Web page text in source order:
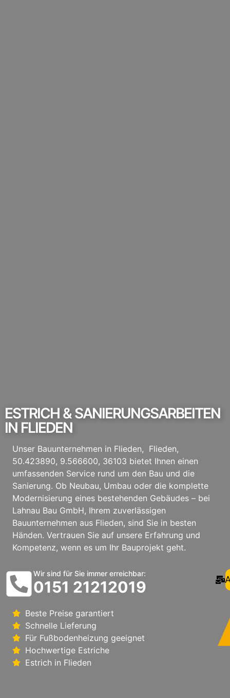
ESTRICH & SANIERUNGSARBEITEN
IN FLIEDEN
Unser Bauunternehmen in Flieden, Flieden,
50.423890, 9.566600, 36103 bietet Ihnen einen
umfassenden Service rund um den Bau und die
Sanierung. Ob Neubau, Umbau oder die komplette
Modernisierung eines bestehenden Gebäudes – bei
Lahnau Bau GmbH, Ihrem zuverlässigen
Bauunternehmen aus Flieden, sind Sie in besten
Händen. Vertrauen Sie auf unsere Erfahrung und
Kompetenz, wenn es um Ihr Bauprojekt geht.
Wir sind für Sie immer erreichbar:
0151 21212019
Beste Preise garantiert
Schnelle Lieferung
Für Fußbodenheizung geeignet
Hochwertige Estriche
Estrich in Flieden